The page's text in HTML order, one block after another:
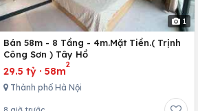
1
Bán 58m - 8 Tầng - 4m.Mặt Tiền.( Trịnh
Công Sơn ) Tây Hồ
29.5 tỷ· 58m
2
Thành phố Hà Nội